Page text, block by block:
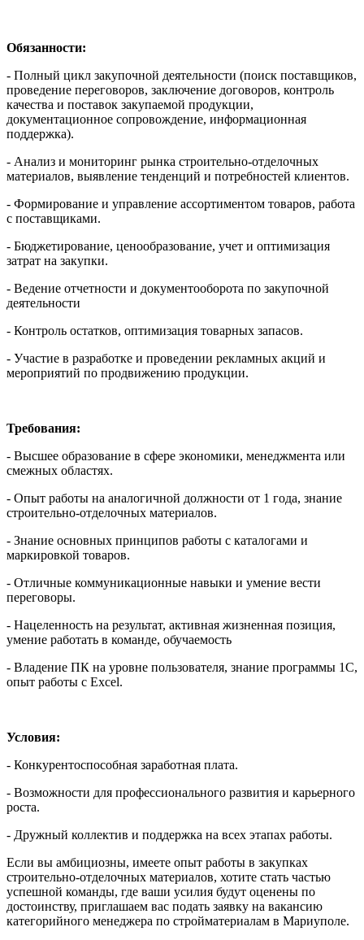
Обязанности:
- Полный цикл закупочной деятельности (поиск поставщиков,
проведение переговоров, заключение договоров, контроль
качества и поставок закупаемой продукции,
документационное сопровождение, информационная
поддержка).
- Анализ и мониторинг рынка строительно-отделочных
материалов, выявление тенденций и потребностей клиентов.
- Формирование и управление ассортиментом товаров, работа
с поставщиками.
- Бюджетирование, ценообразование, учет и оптимизация
затрат на закупки.
- Ведение отчетности и документооборота по закупочной
деятельности
- Контроль остатков, оптимизация товарных запасов.
- Участие в разработке и проведении рекламных акций и
мероприятий по продвижению продукции.
Требования:
- Высшее образование в сфере экономики, менеджмента или
смежных областях.
- Опыт работы на аналогичной должности от 1 года, знание
строительно-отделочных материалов.
- Знание основных принципов работы с каталогами и
маркировкой товаров.
- Отличные коммуникационные навыки и умение вести
переговоры.
- Нацеленность на результат, активная жизненная позиция,
умение работать в команде, обучаемость
- Владение ПК на уровне пользователя, знание программы 1С,
опыт работы с Excel.
Условия:
- Конкурентоспособная заработная плата.
- Возможности для профессионального развития и карьерного
роста.
- Дружный коллектив и поддержка на всех этапах работы.
Если вы амбициозны, имеете опыт работы в закупках
строительно-отделочных материалов, хотите стать частью
успешной команды, где ваши усилия будут оценены по
достоинству, приглашаем вас подать заявку на вакансию
категорийного менеджера по стройматериалам в Мариуполе.